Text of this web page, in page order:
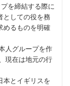
を締結する際に
としての役を務
めるものを明確
人グループを作
現在は地元の行
本とイギリスを